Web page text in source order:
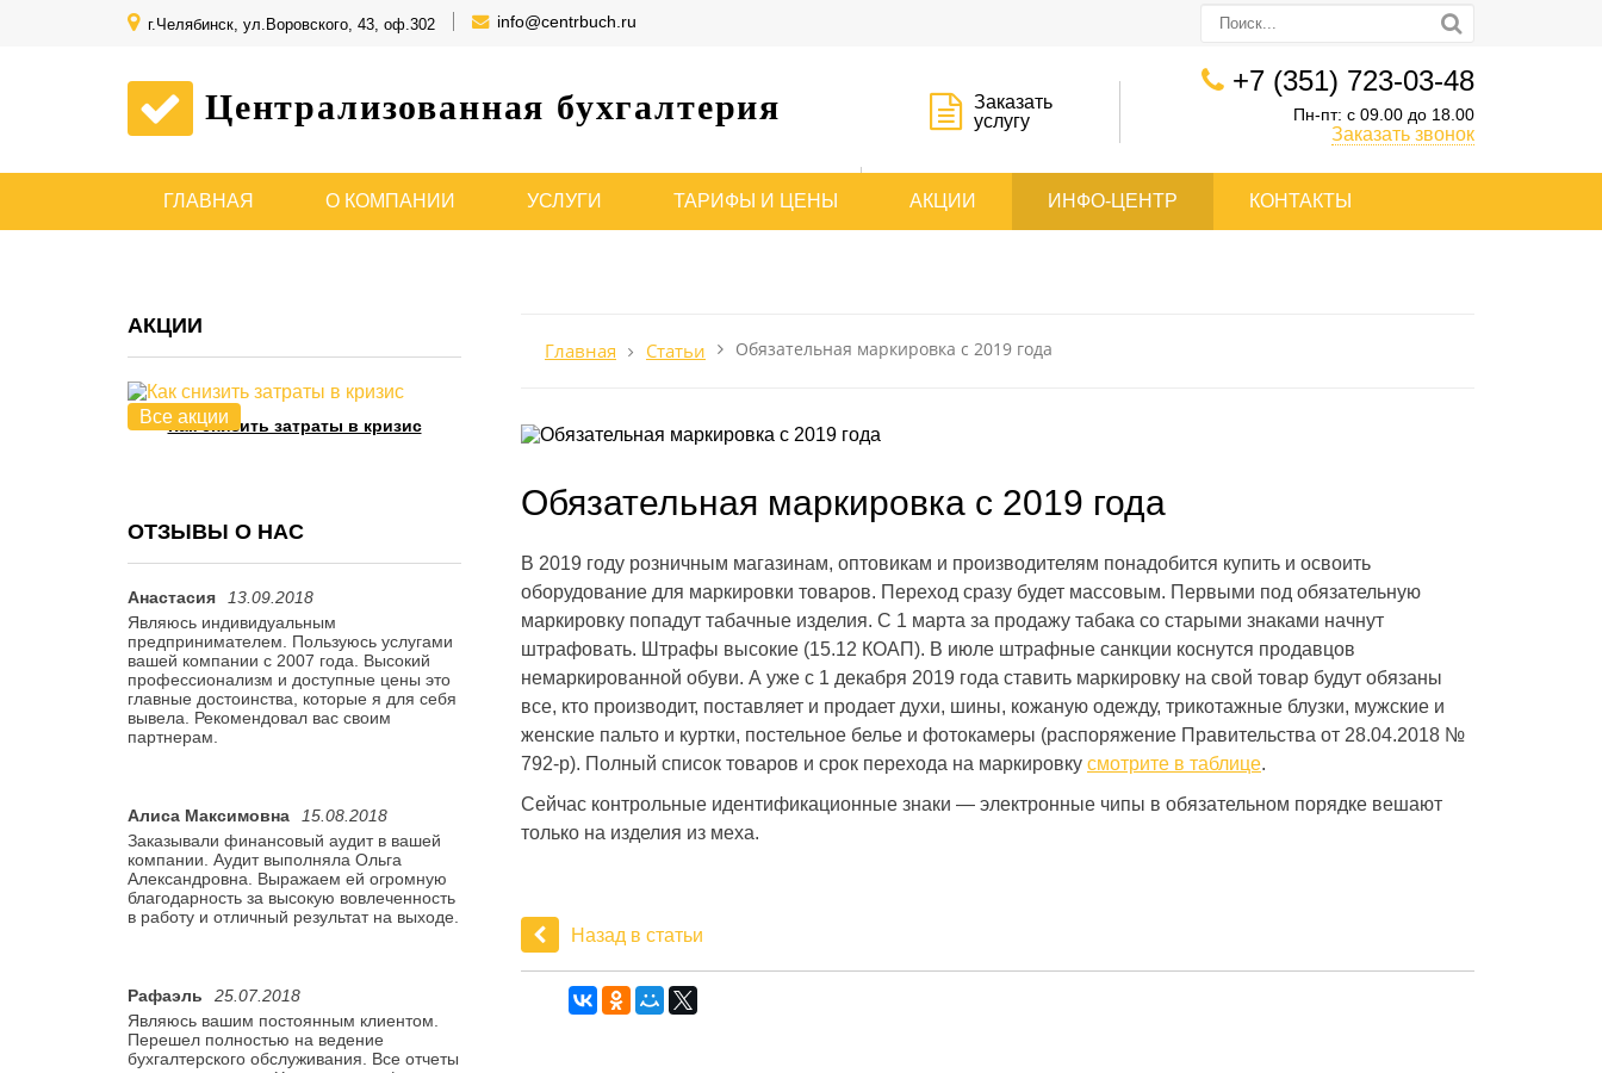
г.Челябинск, ул.Воровского, 43, оф.302 info@centrbuch.ru
Централизованная бухгалтерия
+7 (351) 723-03-48
Пн-пт: с 09.00 до 18.00
Заказать звонок
Заказать
услугу
стоимости
ГЛАВНАЯ О КОМПАНИИ УСЛУГИ ТАРИФЫ И ЦЕНЫ АКЦИИ ИНФО-ЦЕНТР КОНТАКТЫ
АКЦИИ
Как снизить затраты в кризис
Все акции
ОТЗЫВЫ О НАС
Анастасия
13.09.2018
Являюсь индивидуальным
предпринимателем. Пользуюсь услугами
вашей компании с 2007 года. Высокий
профессионализм и доступные цены это
главные достоинства, которые я для себя
вывела. Рекомендовал вас своим
партнерам.
Алиса Максимовна
15.08.2018
Заказывали финансовый аудит в вашей
компании. Аудит выполняла Ольга
Александровна. Выражаем ей огромную
благодарность за высокую вовлеченность
в работу и отличный результат на выходе.
Рафаэль
25.07.2018
Являюсь вашим постоянным клиентом.
Перешел полностью на ведение
бухгалтерского обслуживания. Все отчеты
Главная Статьи Обязательная маркировка c 2019 года
Обязательная маркировка c 2019 года
В 2019 году розничным магазинам, оптовикам и производителям понадобится купить и освоить
оборудование для маркировки товаров. Переход сразу будет массовым. Первыми под обязательную
маркировку попадут табачные изделия. С 1 марта за продажу табака со старыми знаками начнут
штрафовать. Штрафы высокие (15.12 КОАП). В июле штрафные санкции коснутся продавцов
немаркированной обуви. А уже с 1 декабря 2019 года ставить маркировку на свой товар будут обязаны
все, кто производит, поставляет и продает духи, шины, кожаную одежду, трикотажные блузки, мужские и
женские пальто и куртки, постельное белье и фотокамеры (распоряжение Правительства от 28.04.2018 №
792-р). Полный список товаров и срок перехода на маркировку смотрите в таблице.
Сейчас контрольные идентификационные знаки — электронные чипы в обязательном порядке вешают
только на изделия из меха.
Назад в статьи